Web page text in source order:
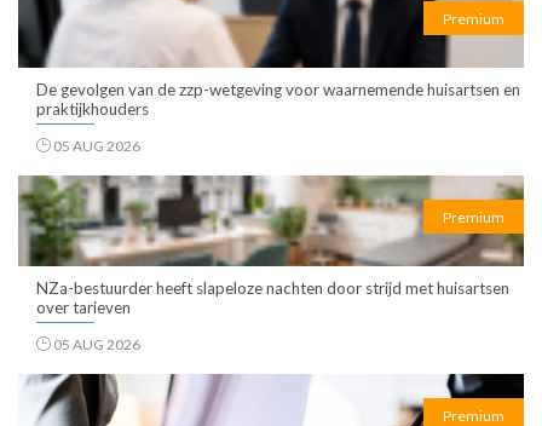
Premium
De gevolgen van de zzp-wetgeving voor waarnemende huisartsen en
praktijkhouders
05 AUG 2026
Premium
NZa-bestuurder heeft slapeloze nachten door strijd met huisartsen
over tarieven
05 AUG 2026
Premium